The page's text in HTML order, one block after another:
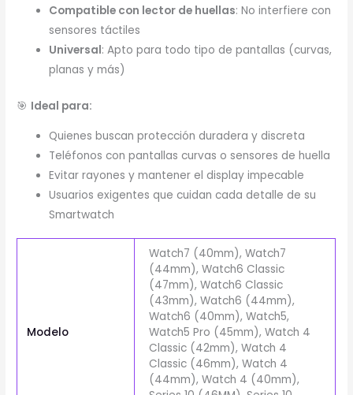
Compatible con lector de huellas: No interfiere con
sensores táctiles
Universal: Apto para todo tipo de pantallas (curvas,
planas y más)
🎯 Ideal para:
Quienes buscan protección duradera y discreta
Teléfonos con pantallas curvas o sensores de huella
Evitar rayones y mantener el display impecable
Usuarios exigentes que cuidan cada detalle de su
Smartwatch
Modelo
Watch7 (40mm), Watch7
(44mm), Watch6 Classic
(47mm), Watch6 Classic
(43mm), Watch6 (44mm),
Watch6 (40mm), Watch5,
Watch5 Pro (45mm), Watch 4
Classic (42mm), Watch 4
Classic (46mm), Watch 4
(44mm), Watch 4 (40mm),